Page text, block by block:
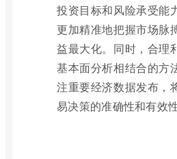
投资目标和风险承受能
更加精准地把握市场脉
益最大化。同时，合理
基本面分析相结合的方
注重要经济数据发布，
易决策的准确性和有效性